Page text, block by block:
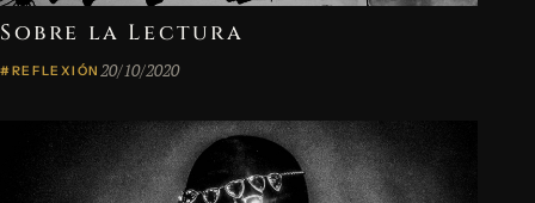
Sobre la Lectura
#REFLEXIÓN 20/10/2020